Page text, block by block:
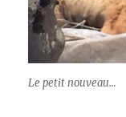
Le petit nouveau…